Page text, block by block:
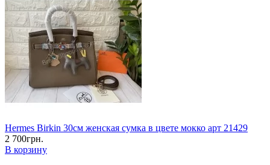
Hermes Birkin 30см женская сумка в цвете мокко арт 21429
2 700грн.
В корзину